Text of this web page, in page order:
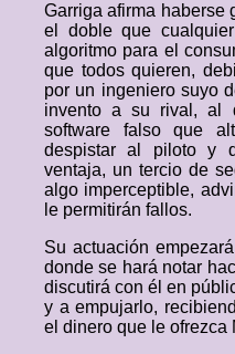
Garriga afirma haberse
el doble que
algoritmo para el
que todos quieren,
por un ingeniero suyo
invento a su rival, al
software falso que
despistar al piloto y
ventaja, un tercio de
algo imperceptible,
le permitirán fallos.
Su actuación
donde se hará notar
discutirá con él en
y a empujarlo,
el dinero que le ofrezca